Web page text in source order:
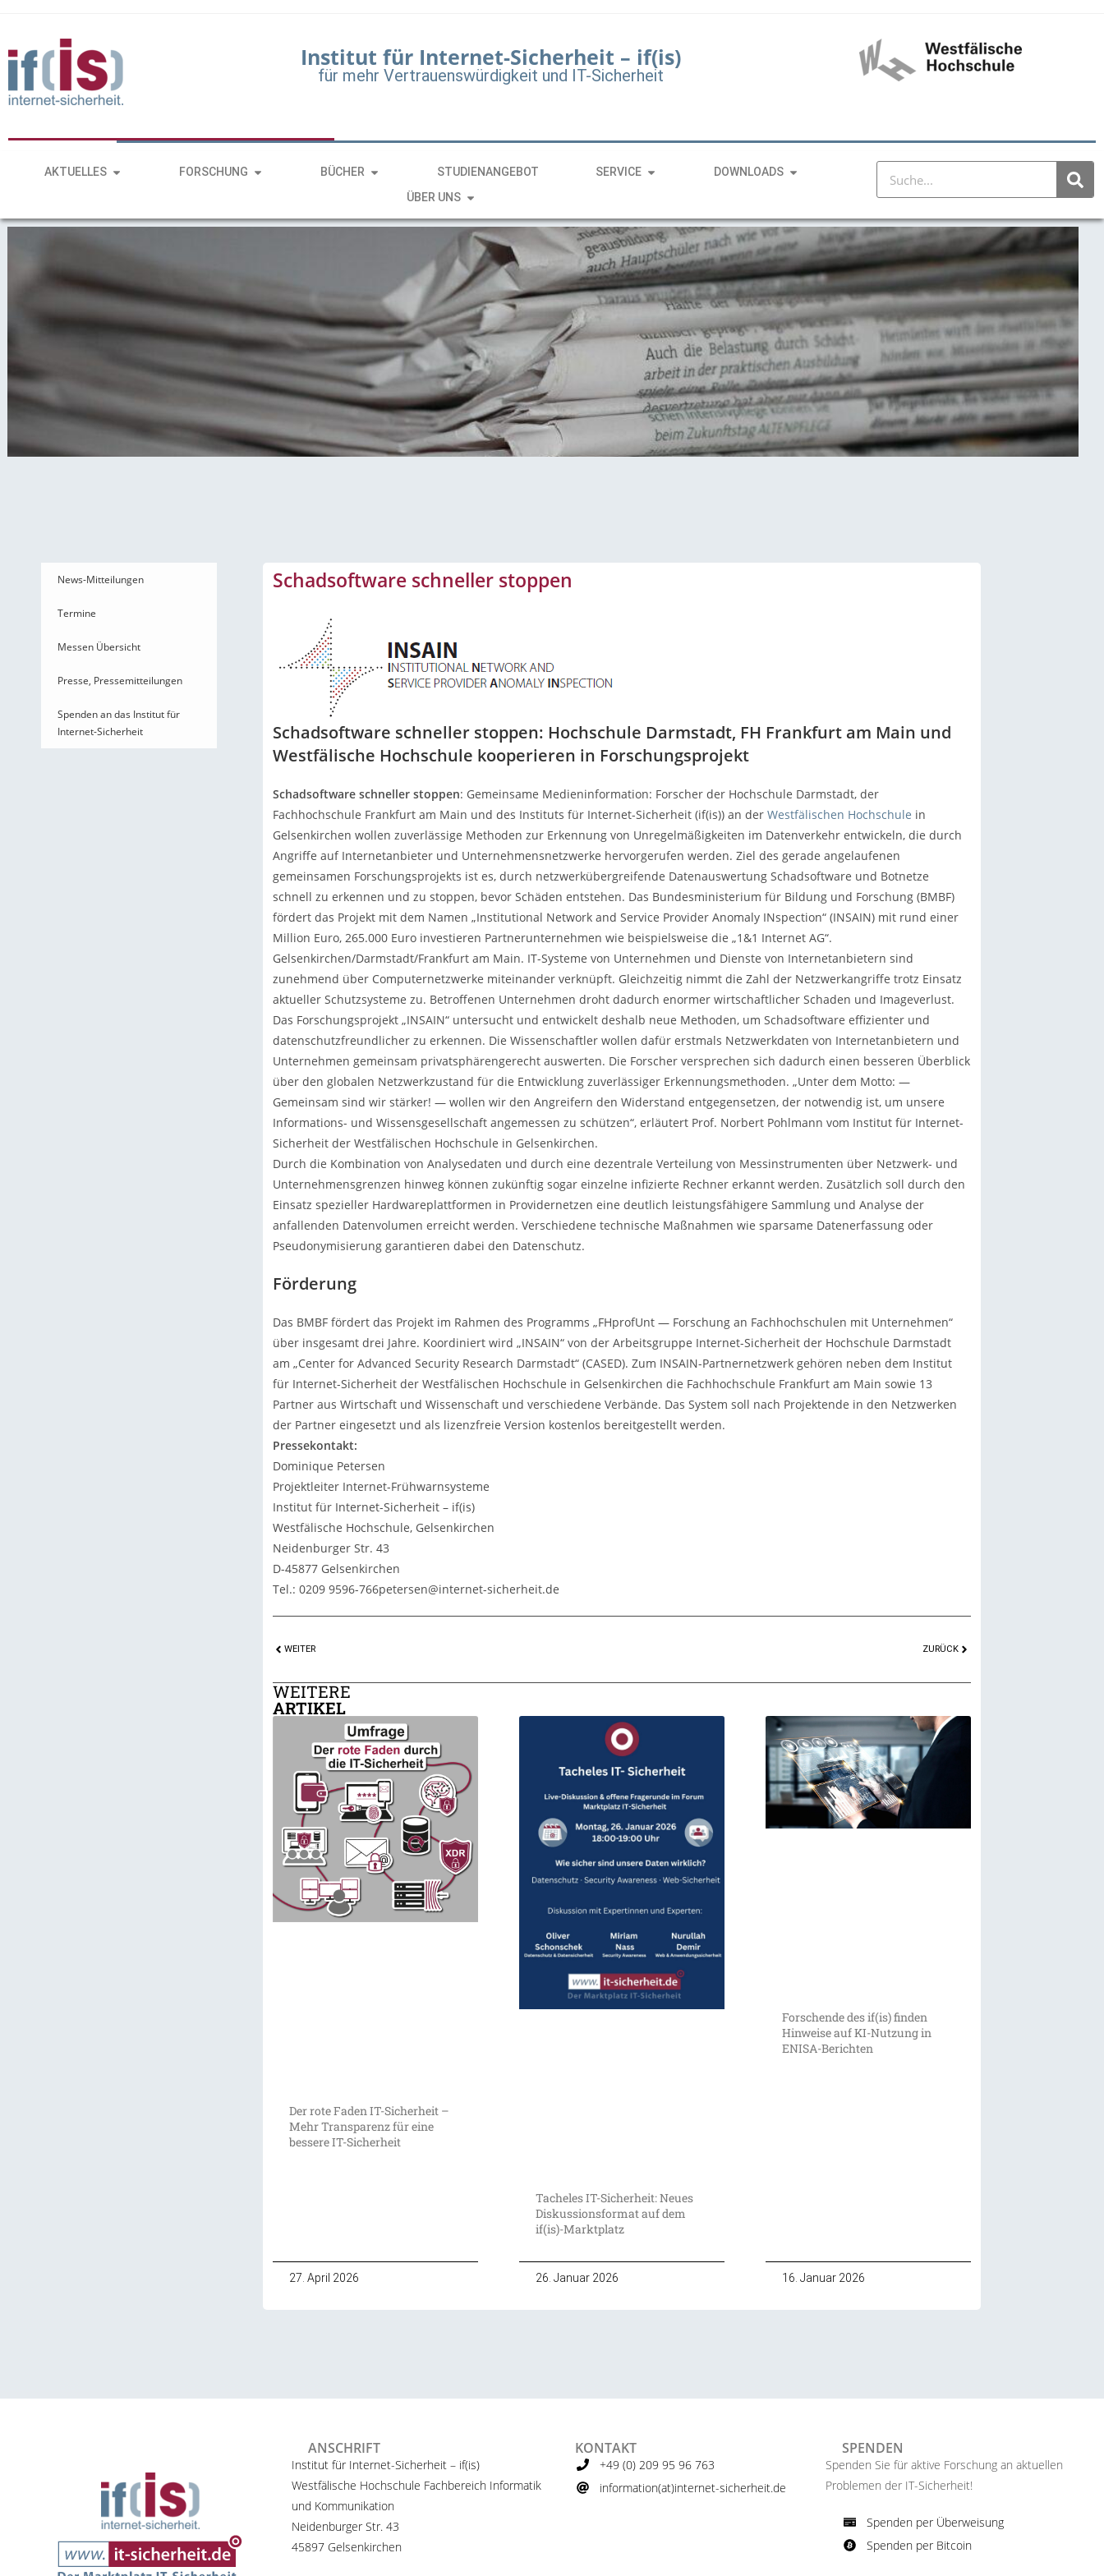
Institut für Internet-Sicherheit – if(is)
für mehr Vertrauenswürdigkeit und IT-Sicherheit
AKTUELLES FORSCHUNG BÜCHER STUDIENANGEBOT SERVICE
DOWNLOADS
ÜBER UNS
News-Mitteilungen
Termine
Messen Übersicht
Presse, Pressemitteilungen
Spenden an das Institut für
Internet-Sicherheit
Schadsoftware schneller stoppen
Schadsoftware schneller stoppen: Hochschule Darmstadt, FH Frankfurt am Main und
Westfälische Hochschule kooperieren in Forschungsprojekt
Schadsoftware schneller stoppen: Gemeinsame Medieninformation: Forscher der Hochschule Darmstadt, der
Fachhochschule Frankfurt am Main und des Instituts für Internet-Sicherheit (if(is)) an derWestfälischen Hochschule in
Gelsenkirchen wollen zuverlässige Methoden zur Erkennung von Unregelmäßigkeiten im Datenverkehr entwickeln, die durch
Angriffe auf Internetanbieter und Unternehmensnetzwerke hervorgerufen werden. Ziel des gerade angelaufenen
gemeinsamen Forschungsprojekts ist es, durch netzwerkübergreifende Datenauswertung Schadsoftware und Botnetze
schnell zu erkennen und zu stoppen, bevor Schäden entstehen. Das Bundesministerium für Bildung und Forschung (BMBF)
fördert das Projekt mit dem Namen „Institutional Network and Service Provider Anomaly INspection“ (INSAIN) mit rund einer
Million Euro, 265.000 Euro investieren Partnerunternehmen wie beispielsweise die „1&1 Internet AG“.
Gelsenkirchen/Darmstadt/Frankfurt am Main. IT-Systeme von Unternehmen und Dienste von Internetanbietern sind
zunehmend über Computernetzwerke miteinander verknüpft. Gleichzeitig nimmt die Zahl der Netzwerkangriffe trotz Einsatz
aktueller Schutzsysteme zu. Betroffenen Unternehmen droht dadurch enormer wirtschaftlicher Schaden und Imageverlust.
Das Forschungsprojekt „INSAIN“ untersucht und entwickelt deshalb neue Methoden, um Schadsoftware effizienter und
datenschutzfreundlicher zu erkennen. Die Wissenschaftler wollen dafür erstmals Netzwerkdaten von Internetanbietern und
Unternehmen gemeinsam privatsphärengerecht auswerten. Die Forscher versprechen sich dadurch einen besseren Überblick
über den globalen Netzwerkzustand für die Entwicklung zuverlässiger Erkennungsmethoden. „Unter dem Motto: —
Gemeinsam sind wir stärker! — wollen wir den Angreifern den Widerstand entgegensetzen, der notwendig ist, um unsere
Informations- und Wissensgesellschaft angemessen zu schützen“, erläutert Prof. Norbert Pohlmann vom Institut für Internet-
Sicherheit der Westfälischen Hochschule in Gelsenkirchen.
Durch die Kombination von Analysedaten und durch eine dezentrale Verteilung von Messinstrumenten über Netzwerk- und
Unternehmensgrenzen hinweg können zukünftig sogar einzelne infizierte Rechner erkannt werden. Zusätzlich soll durch den
Einsatz spezieller Hardwareplattformen in Providernetzen eine deutlich leistungsfähigere Sammlung und Analyse der
anfallenden Datenvolumen erreicht werden. Verschiedene technische Maßnahmen wie sparsame Datenerfassung oder
Pseudonymisierung garantieren dabei den Datenschutz.
Förderung
Das BMBF fördert das Projekt im Rahmen des Programms „FHprofUnt — Forschung an Fachhochschulen mit Unternehmen“
über insgesamt drei Jahre. Koordiniert wird „INSAIN“ von der Arbeitsgruppe Internet-Sicherheit der Hochschule Darmstadt
am „Center for Advanced Security Research Darmstadt“ (CASED). Zum INSAIN-Partnernetzwerk gehören neben dem Institut
für Internet-Sicherheit der Westfälischen Hochschule in Gelsenkirchen die Fachhochschule Frankfurt am Main sowie 13
Partner aus Wirtschaft und Wissenschaft und verschiedene Verbände. Das System soll nach Projektende in den Netzwerken
der Partner eingesetzt und als lizenzfreie Version kostenlos bereitgestellt werden.
Pressekontakt:
Dominique Petersen
Projektleiter Internet-Frühwarnsysteme
Institut für Internet-Sicherheit – if(is)
Westfälische Hochschule, Gelsenkirchen
Neidenburger Str. 43
D-45877 Gelsenkirchen
Tel.: 0209 9596-766petersen@internet-sicherheit.de
WEITER ZURÜCK
WEITERE
ARTIKEL
Der rote Faden IT-Sicherheit –
Mehr Transparenz für eine
bessere IT-Sicherheit
27. April 2026
Tacheles IT-Sicherheit: Neues
Diskussionsformat auf dem
if(is)-Marktplatz
26. Januar 2026
Forschende des if(is) finden
Hinweise auf KI-Nutzung in
ENISA-Berichten
16. Januar 2026
ANSCHRIFT
Institut für Internet-Sicherheit – if(is)
Westfälische Hochschule Fachbereich Informatik
und Kommunikation
Neidenburger Str. 43
45897 Gelsenkirchen
KONTAKT
+49 (0) 209 95 96 763
information(at)internet-sicherheit.de ​
SPENDEN
Spenden Sie für aktive Forschung an aktuellen
Problemen der IT-Sicherheit!​
Spenden per Überweisung​
Spenden per Bitcoin​